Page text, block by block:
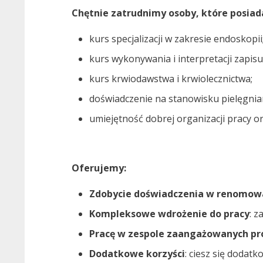
Chętnie zatrudnimy osoby, które
kurs specjalizacji w zakresie
kurs wykonywania i interpretacji zapisu
kurs krwiodawstwa i krwiolecznictwa;
doświadczenie na stanowisku
umiejętność dobrej organizacji pracy
Oferujemy:
Zdobycie doświadczenia w
Kompleksowe wdrożenie do pracy:
Pracę w zespole zaangażowanych
Dodatkowe korzyści: ciesz się